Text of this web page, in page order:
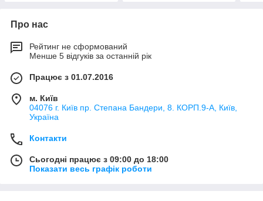
Про нас
Рейтинг не сформований
Менше 5 відгуків за останній рік
Працює з 01.07.2016
м. Київ
04076 г. Київ пр. Степана Бандери, 8. КОРП.9-А, Київ,
Україна
Контакти
Сьогодні працює з 09:00 до 18:00
Показати весь графік роботи